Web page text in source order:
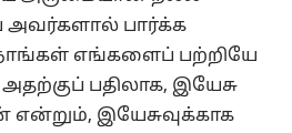
அவர்களால் பார்க்க
எங்களைப் பற்றியே
பதிலாக, இயேசு
என்றும், இயேசுவுக்காக